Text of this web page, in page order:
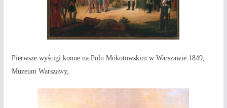
Pierwsze wyścigi konne na Polu Mokotowskim w Warszawie 1849,
Muzeum Warszawy,